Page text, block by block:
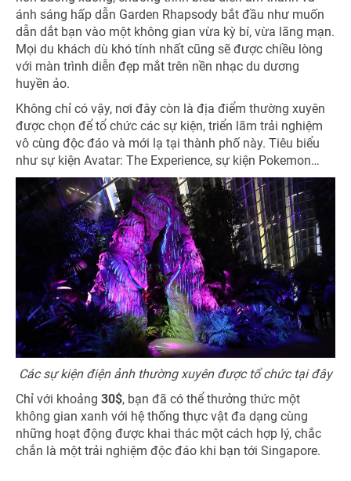
ánh sáng hấp dẫn Garden Rhapsody bắt đầu như muốn
dẫn dắt bạn vào một không gian vừa kỳ bí, vừa lãng mạn.
Mọi du khách dù khó tính nhất cũng sẽ được chiều lòng
với màn trình diễn đẹp mắt trên nền nhạc du dương
huyền ảo.
Không chỉ có vậy, nơi đây còn là địa điểm thường xuyên
được chọn để tổ chức các sự kiện, triển lãm trải nghiệm
vô cùng độc đáo và mới lạ tại thành phố này. Tiêu biểu
như sự kiện Avatar: The Experience, sự kiện Pokemon…
Các sự kiện điện ảnh thường xuyên được tổ chức tại đây
Chỉ với khoảng 30$, bạn đã có thể thưởng thức một
không gian xanh với hệ thống thực vật đa dạng cùng
những hoạt động được khai thác một cách hợp lý, chắc
chắn là một trải nghiệm độc đáo khi bạn tới Singapore.